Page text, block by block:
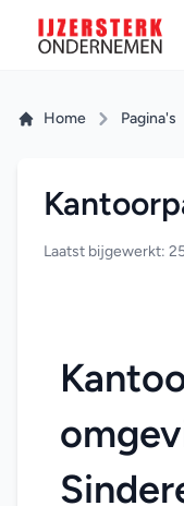
Home Pagina's
Laatst bijgewerkt: